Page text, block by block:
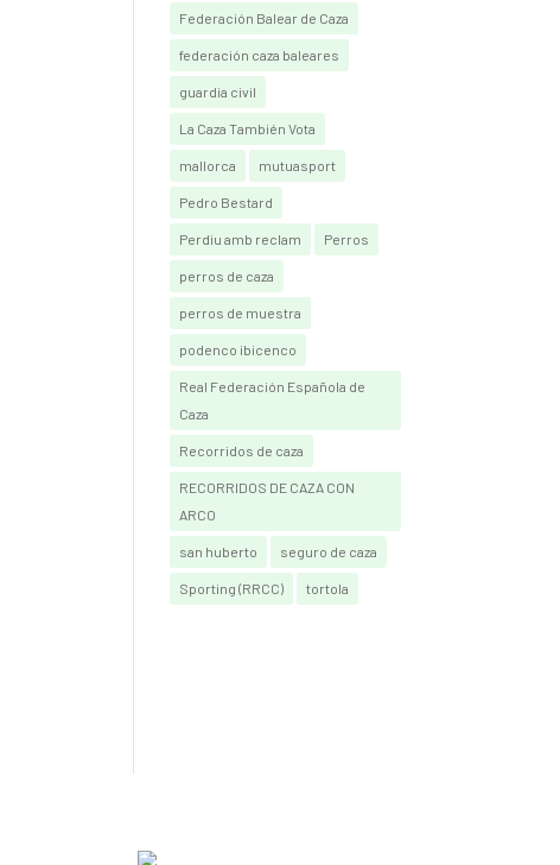
Federación Balear de Caza
federación caza baleares
guardia civil
La Caza También Vota
mallorca mutuasport
Pedro Bestard
Perdiu amb reclam Perros
perros de caza
perros de muestra
podenco ibicenco
Real Federación Española de
Caza
Recorridos de caza
RECORRIDOS DE CAZA CON
ARCO
san huberto seguro de caza
Sporting (RRCC) tortola